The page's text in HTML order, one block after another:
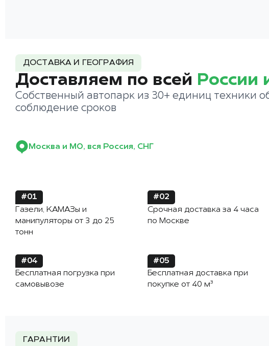
ДОСТАВКА И ГЕОГРАФИЯ
Доставляем по всей России
Собственный автопарк из 30+ единиц техники
соблюдение сроков
Москва и МО, вся Россия, СНГ
#01
Газели, КАМАЗы и
манипуляторы от 3 до 25
тонн
#02
Срочная доставка за 4 часа
по Москве
#04
Бесплатная погрузка при
самовывозе
#05
Бесплатная доставка при
покупке от 40 м³
ГАРАНТИИ